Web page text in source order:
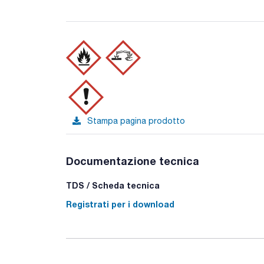
Stampa pagina prodotto
Documentazione tecnica
TDS / Scheda tecnica
Registrati per i download